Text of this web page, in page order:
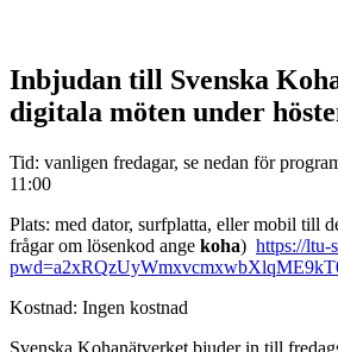
Inbjudan till Svenska
digitala möten under
Tid: vanligen fredagar, se nedan för
11:00
Plats: med dator, surfplatta, eller mobil till
frågar om lösenkod ange koha) https://ltu-
Kostnad: Ingen kostnad
Svenska Kohanätverket bjuder in till